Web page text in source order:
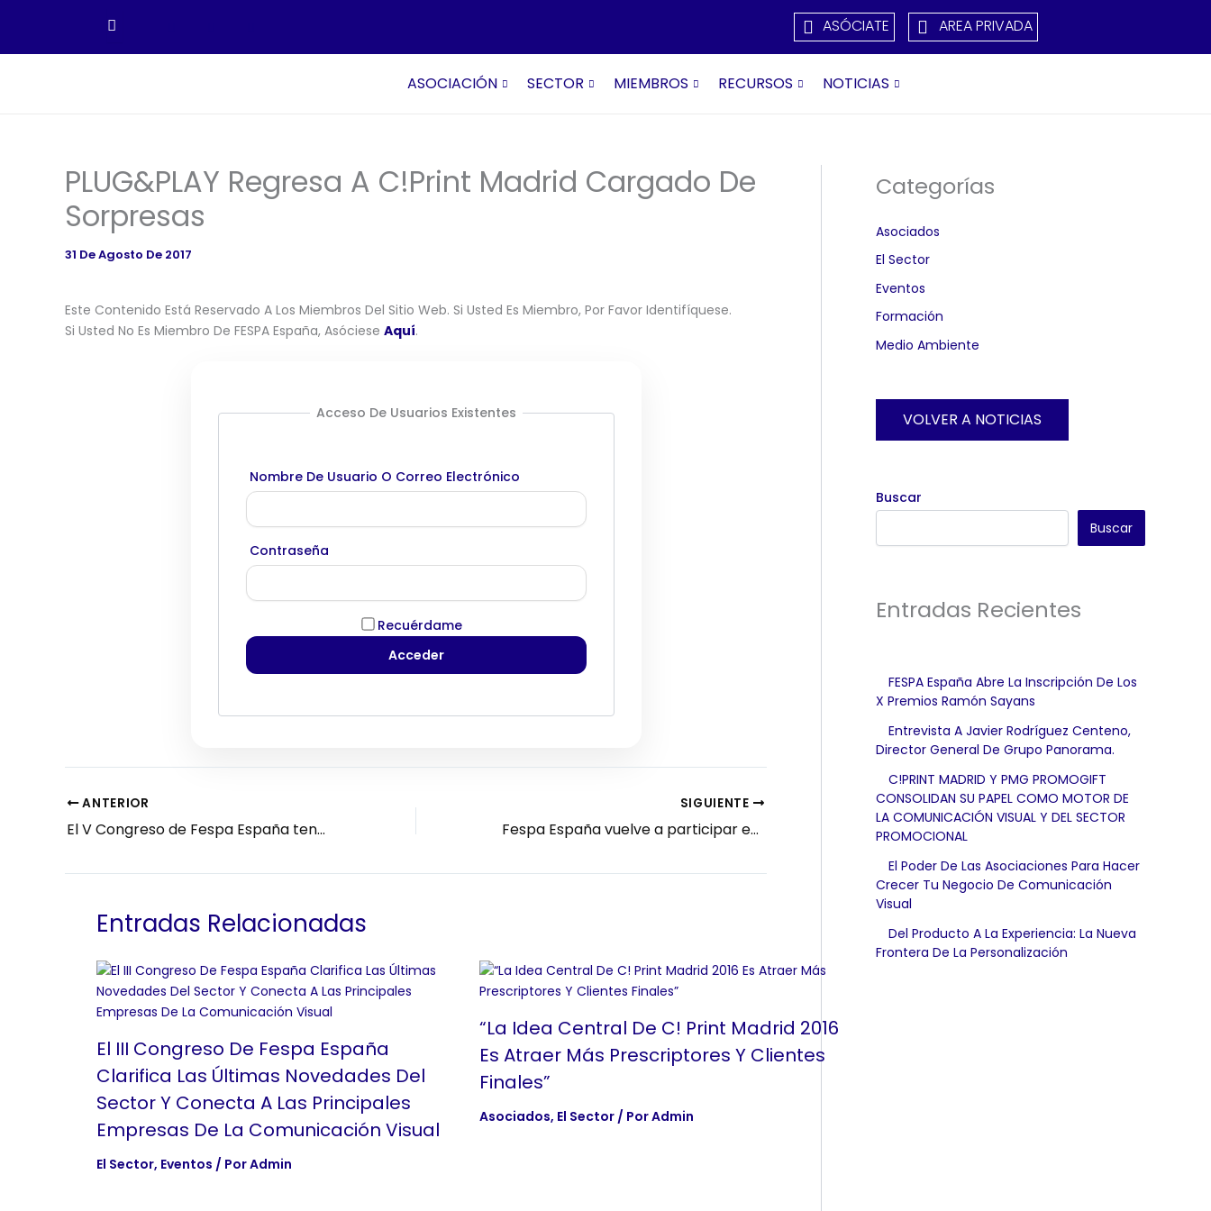
Contenido
ASÓCIATE AREA PRIVADA
ASOCIACIÓN SECTOR MIEMBROS RECURSOS NOTICIAS
PLUG&PLAY Regresa A C!print Madrid Cargado De
Sorpresas
31 De Agosto De 2017
Este Contenido Está Reservado A Los Miembros Del Sitio Web. Si Usted Es Miembro, Por Favor Identifíquese.
Si Usted No Es Miembro De FESPA España, Asóciese Aquí.
Acceso De Usuarios Existentes
Nombre De Usuario O Correo Electrónico
Contraseña
Recuérdame
ANTERIOR
El V Congreso de Fespa España tendrá lugar en Madrid el 28 de noviembre
SIGUIENTE
Fespa España vuelve a participar en C! Print Madrid en su cuarta edición como vehículo vertebrador de la industria
Entradas Relacionadas
El III Congreso De Fespa España
Clarifica Las Últimas Novedades Del
Sector Y Conecta A Las Principales
Empresas De La Comunicación Visual
El Sector, Eventos / PorAdmin
“La Idea Central De C! Print Madrid 2016
Es Atraer Más Prescriptores Y Clientes
Finales”
Asociados, El Sector / PorAdmin
Categorías
Asociados
El Sector
Eventos
Formación
Medio Ambiente
VOLVER A NOTICIAS
Buscar
Buscar
Entradas Recientes
FESPA España Abre La Inscripción De Los
X Premios Ramón Sayans
Entrevista A Javier Rodríguez Centeno,
Director General De Grupo Panorama.
C!PRINT MADRID Y PMG PROMOGIFT
CONSOLIDAN SU PAPEL COMO MOTOR DE
LA COMUNICACIÓN VISUAL Y DEL SECTOR
PROMOCIONAL
El Poder De Las Asociaciones Para Hacer
Crecer Tu Negocio De Comunicación
Visual
Del Producto A La Experiencia: La Nueva
Frontera De La Personalización